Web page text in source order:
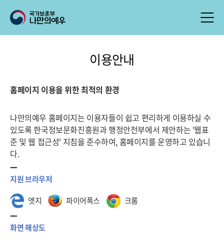
이용안내
홈페이지 이용을 위한 최적의 환경
나만의예우 홈페이지는 이용자들이 쉽고 편리하게 이용하실 수
있도록 한국정보문화진흥원과 행정안전부에서 제안하는 '웹표
준 및 웹 접근성' 지침을 준수하여, 홈페이지를 운영하고 있습니
다.
지원 브라우저
엣지
파이어폭스 크롬
화면 해상도